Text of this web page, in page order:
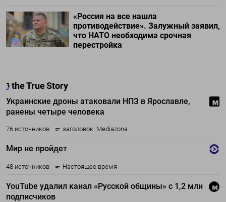
«Россия на все нашла
противодействие». Залужный заявил,
что НАТО необходима срочная
перестройка